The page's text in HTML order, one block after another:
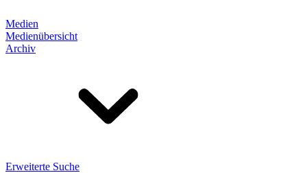
Medien
Medienübersicht
Archiv
Erweiterte Suche